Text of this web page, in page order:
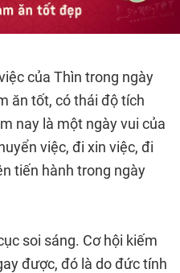
của Thìn trong ngày
ăn tốt, có thái độ tích
nay là một ngày vui của
việc, đi xin việc, đi
tiến hành trong ngày
soi sáng. Cơ hội kiếm
được, đó là do đức tính